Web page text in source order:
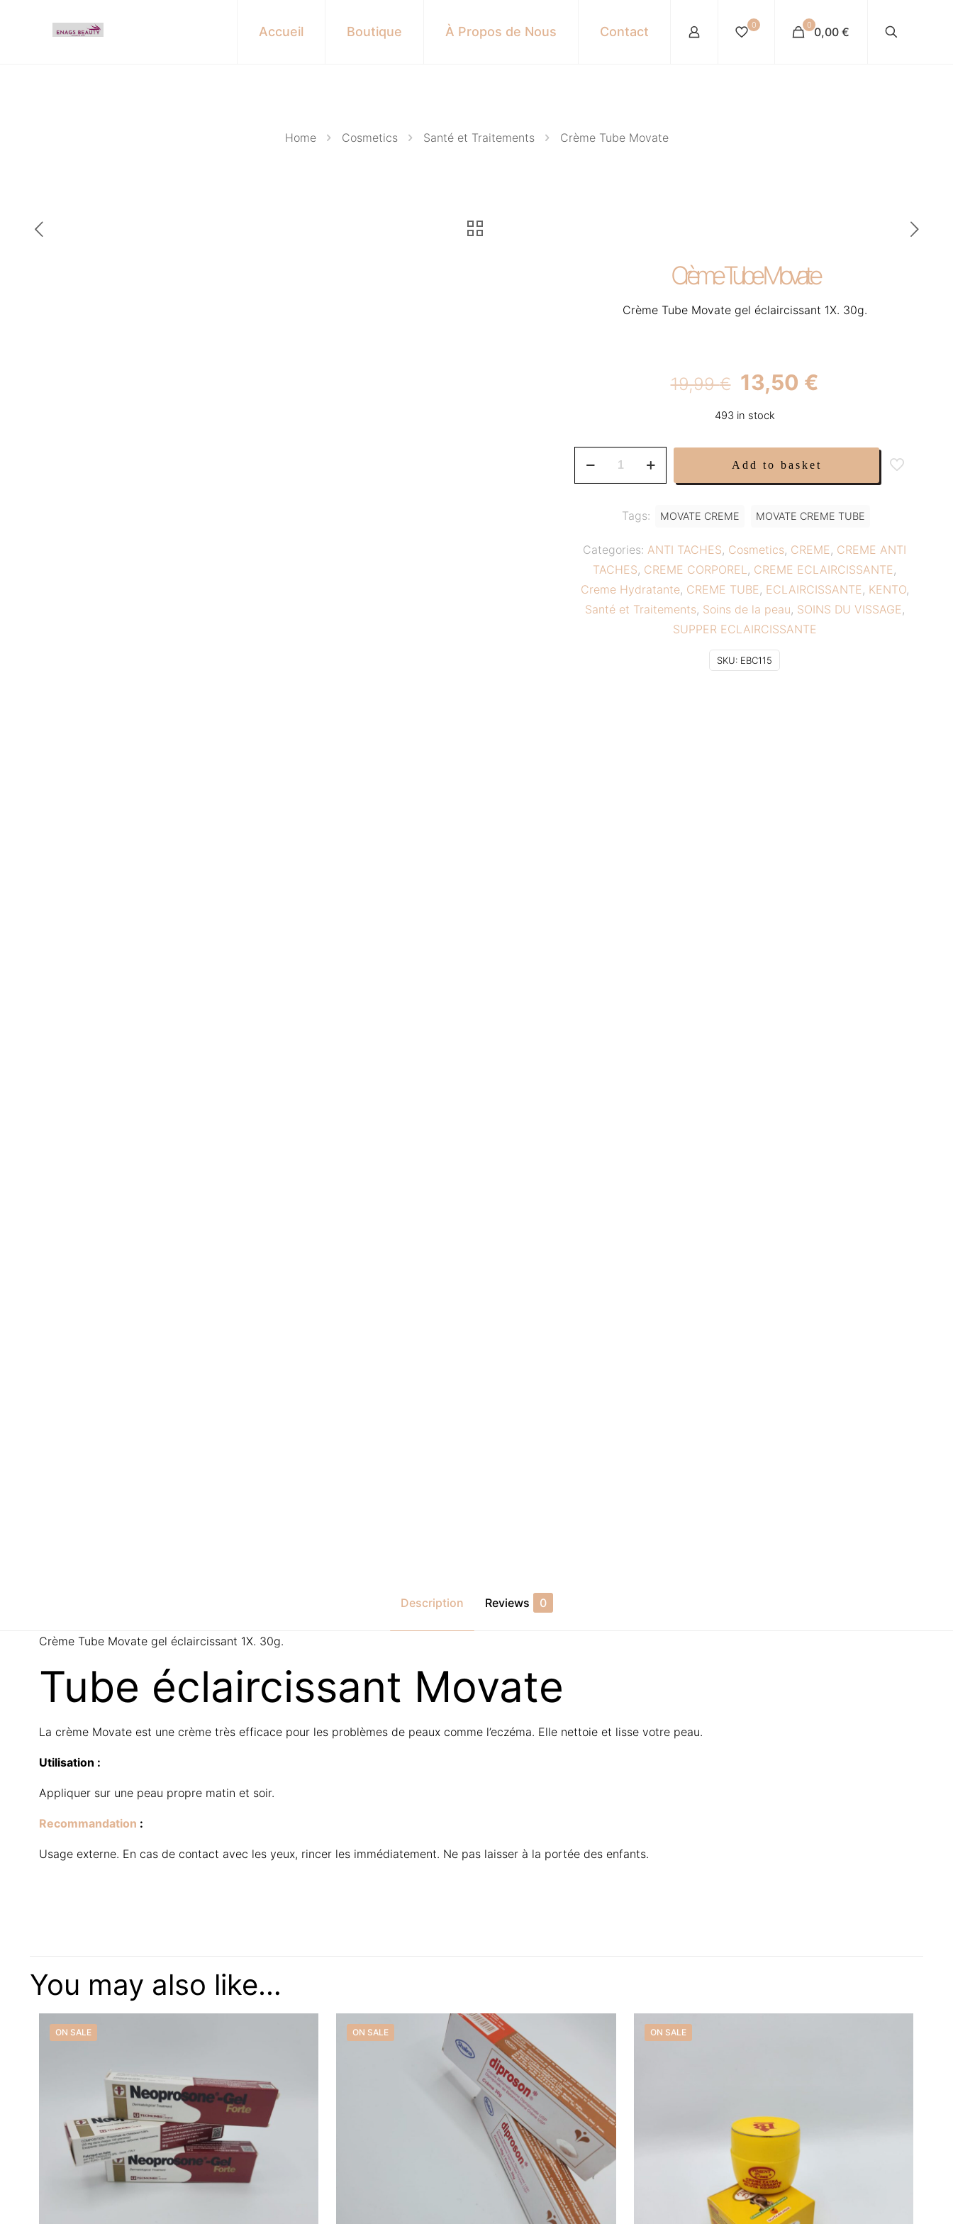
Accueil Boutique À Propos de Nous Contact 0 0 0,00 €
Home Cosmetics Santé et Traitements Crème Tube Movate
Crème Tube Movate
Crème Tube Movate gel éclaircissant 1X. 30g.
19,99€ Original
price
was:
19,99 €.
13,50 €
13,50 €.
493 in stock
Add to basket
SKU: EBC115
Categories: ANTI TACHES, Cosmetics, CREME, CREME ANTI
TACHES, CREME CORPOREL, CREME ECLAIRCISSANTE,
Creme Hydratante, CREME TUBE, ECLAIRCISSANTE, KENTO,
Santé et Traitements, Soins de la peau, SOINS DU VISSAGE,
SUPPER ECLAIRCISSANTE
Tags: MOVATE CREME MOVATE CREME TUBE
Description Reviews 0
Crème Tube Movate gel éclaircissant 1X. 30g.
Tube éclaircissant Movate
La crème Movate est une crème très efficace pour les problèmes de peaux comme l’eczéma. Elle nettoie et lisse votre peau.
Utilisation :
Appliquer sur une peau propre matin et soir.
Recommandation :
Usage externe. En cas de contact avec les yeux, rincer les immédiatement. Ne pas laisser à la portée des enfants.
Be the first to review “Crème Tube Movate”
Save my name, email, and
You may also like…
ON SALE ON SALE ON SALE